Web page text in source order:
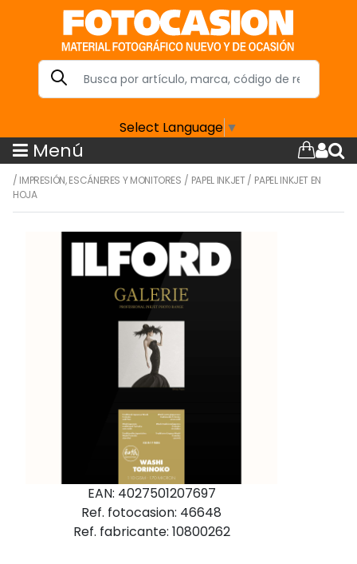
Select Language ▼
Menú
/ IMPRESIÓN, ESCÁNERES Y MONITORES / PAPEL INKJET/ PAPEL INKJET EN
HOJA
EAN: 4027501207697
Ref. fotocasion: 46648
Ref. fabricante: 10800262